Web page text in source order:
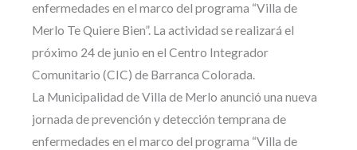
enfermedades en el marco del programa “Villa de
Merlo Te Quiere Bien”. La actividad se realizará el
próximo 24 de junio en el Centro Integrador
Comunitario (CIC) de Barranca Colorada.
La Municipalidad de Villa de Merlo anunció una nueva
jornada de prevención y detección temprana de
enfermedades en el marco del programa “Villa de